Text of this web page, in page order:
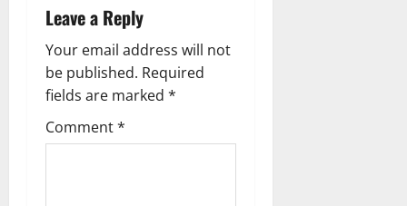
i
g
a
t
Leave a Reply
Your email address will not
be published. Required
fields are marked *
Comment*